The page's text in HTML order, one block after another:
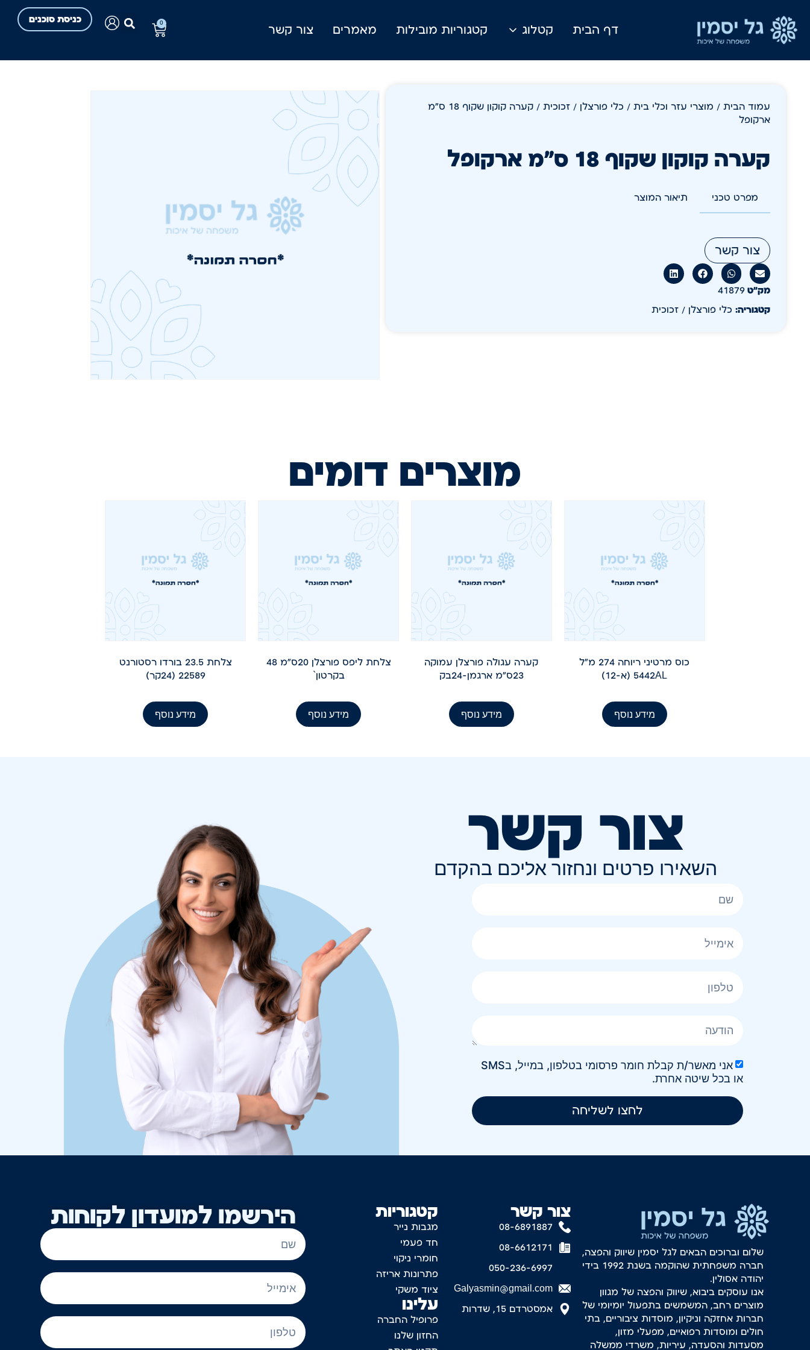
דף הבית קטלוג קטגוריות מובילות מאמרים צור קשר
כניסת סוכנים 0
עמוד הבית / מוצרי עזר וכלי בית / כלי פורצלן / זכוכית
/ קערה קוקון שקוף 18 ס"מ
ארקופל
קערה קוקון שקוף 18 ס"מ ארקופל
מפרט טכני תיאור המוצר
צור קשר
מק״ט 41879
קטגוריה: כלי פורצלן / זכוכית
מוצרים דומים
כוס מרטיני ריוחה 274 מ"ל
5442AL (א-12)
מידע נוסף
קערה עגולה פורצלן עמוקה
23ס"מ ארגמן-24בק
מידע נוסף
צלחת ליפס פורצלן 20ס"מ 48
בקרטון`
מידע נוסף
צלחת 23.5 בורדו רסטורנט
22589 (24קר)
מידע נוסף
צור קשר
השאירו פרטים ונחזור אליכם בהקדם
אני מאשר/ת קבלת חומר פרסומי בטלפון, במייל, בSMS
או בכל שיטה אחרת.
לחצו לשליחה
הירשמו למועדון לקוחות קטגוריות
מגבות נייר
חד פעמי
חומרי ניקוי
פתרונות אריזה
ציוד משקי
עלינו
פרופיל החברה
החזון שלנו
צור קשר
08-6891887
08-6612171
050-236-6997
Galyasmin@gmail.com
אמסטרדם 15, שדרות
שלום וברוכים הבאים לגל יסמין שיווק והפצה,
חברה משפחתית שהוקמה בשנת 1992 בידי
יהודה אסולין.
אנו עוסקים ביבוא, שיווק והפצה של מגוון
מוצרים רחב, המשמשים בתפעול יומיומי של
חברות אחזקה וניקיון, מוסדות ציבוריים, בתי
חולים ומוסדות רפואיים, מפעלי מזון,
מסעדות והסעדה, עיריות, משרדי ממשלה